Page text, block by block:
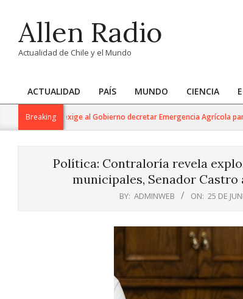
contentAllen Radio
Actualidad de Chile y el Mundo
Primary
Navigation
ACTUALIDAD PAÍS MUNDO CIENCIA
Breaking
Cucumides exige al Gobierno decretar Emergencia Agrícola para
Política: Contraloría revela
municipales, Senador Castro
BY: ADMINWEB ON: 25 DE